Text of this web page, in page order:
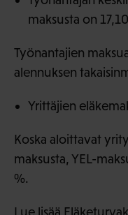
maksusta on
Työnantajien
alennuksen
Yrittäjien
Koska aloittavat
maksusta, YEL-
%.
Lue lisää